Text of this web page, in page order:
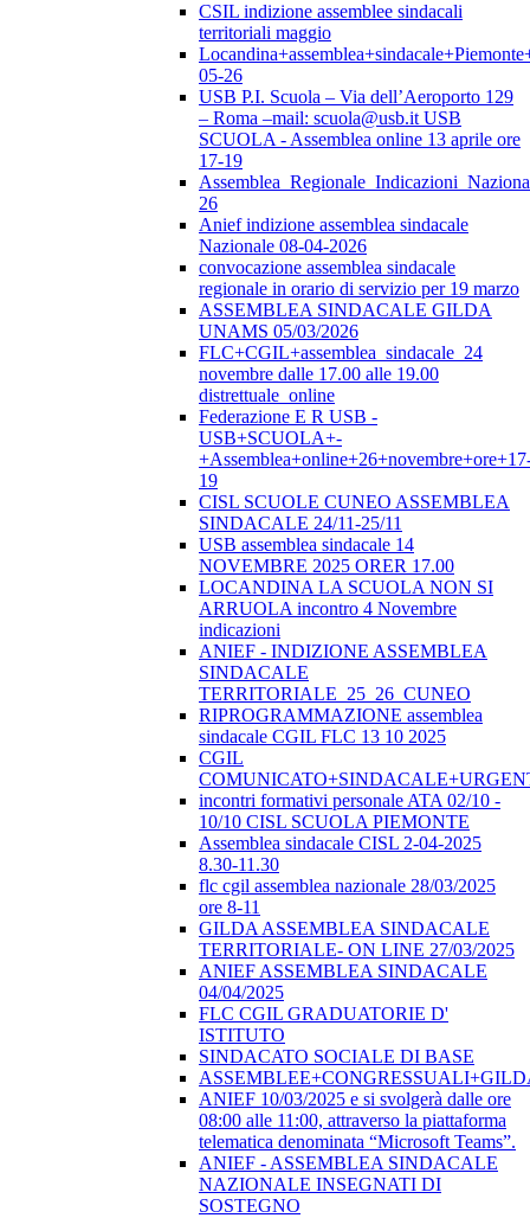
CSIL indizione assemblee sindacali
territoriali maggio
05-26
USB P.I. Scuola – Via dell’Aeroporto 129
– Roma –mail: scuola@usb.it USB
SCUOLA - Assemblea online 13 aprile ore
17-19
26
Anief indizione assemblea sindacale
Nazionale 08-04-2026
convocazione assemblea sindacale
regionale in orario di servizio per 19 marzo
ASSEMBLEA SINDACALE GILDA
UNAMS 05/03/2026
FLC+CGIL+assemblea_sindacale_24
novembre dalle 17.00 alle 19.00
distrettuale_online
Federazione E R USB -
USB+SCUOLA+-
19
CISL SCUOLE CUNEO ASSEMBLEA
SINDACALE 24/11-25/11
USB assemblea sindacale 14
NOVEMBRE 2025 ORER 17.00
LOCANDINA LA SCUOLA NON SI
ARRUOLA incontro 4 Novembre
indicazioni
ANIEF - INDIZIONE ASSEMBLEA
SINDACALE
TERRITORIALE_25_26_CUNEO
RIPROGRAMMAZIONE assemblea
sindacale CGIL FLC 13 10 2025
CGIL
incontri formativi personale ATA 02/10 -
10/10 CISL SCUOLA PIEMONTE
Assemblea sindacale CISL 2-04-2025
8.30-11.30
flc cgil assemblea nazionale 28/03/2025
ore 8-11
GILDA ASSEMBLEA SINDACALE
TERRITORIALE- ON LINE 27/03/2025
ANIEF ASSEMBLEA SINDACALE
04/04/2025
FLC CGIL GRADUATORIE D'
ISTITUTO
SINDACATO SOCIALE DI BASE
ANIEF 10/03/2025 e si svolgerà dalle ore
08:00 alle 11:00, attraverso la piattaforma
telematica denominata “Microsoft Teams”.
ANIEF - ASSEMBLEA SINDACALE
NAZIONALE INSEGNATI DI
SOSTEGNO